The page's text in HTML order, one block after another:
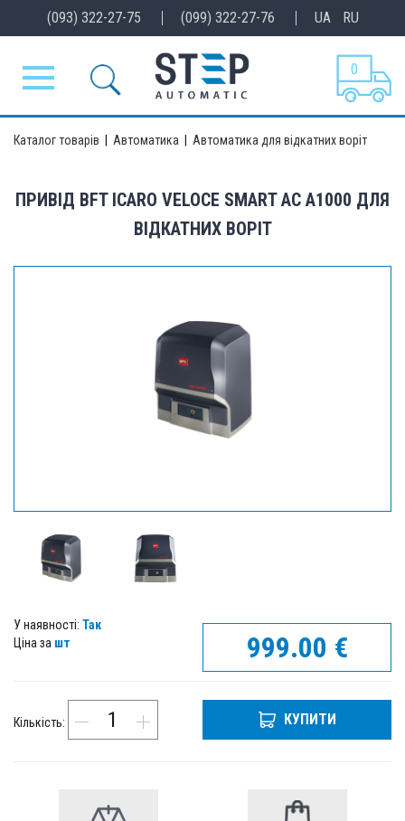
(093) 322-27-75 (099) 322-27-76 UA RU
0
Каталог товарів Автоматика Автоматика для відкатних воріт
ПРИВІД BFT ICARO VELOCE SMART AC A1000 ДЛЯ
ВІДКАТНИХ ВОРІТ
У наявності: Так
Ціна за шт 999.00 €
Кількість: КУПИТИ